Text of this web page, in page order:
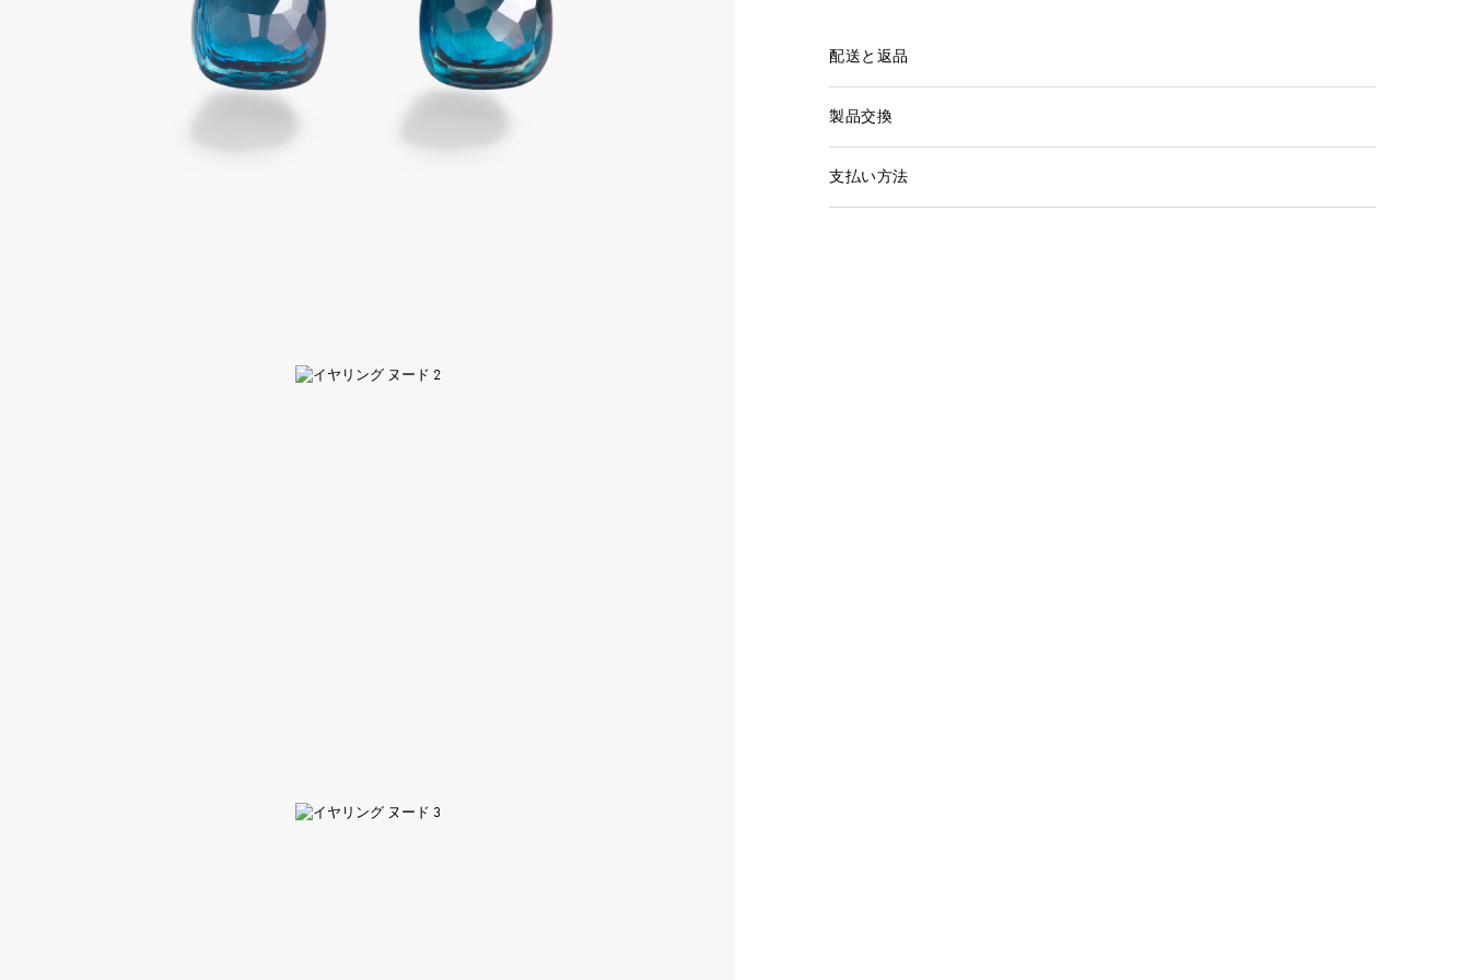
配送と返品
製品交換
支払い方法